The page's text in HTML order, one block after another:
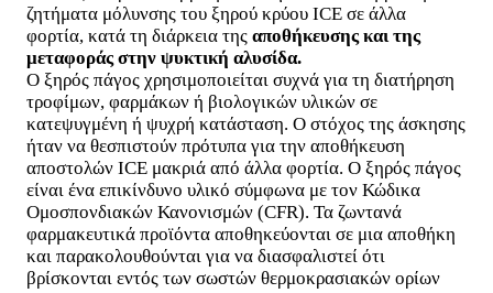
ζητήματα μόλυνσης του ξηρού κρύου ICE σε άλλα
φορτία, κατά τη διάρκεια της αποθήκευσης και της
μεταφοράς στην ψυκτική αλυσίδα.
Ο ξηρός πάγος χρησιμοποιείται συχνά για τη διατήρηση
τροφίμων, φαρμάκων ή βιολογικών υλικών σε
κατεψυγμένη ή ψυχρή κατάσταση. Ο στόχος της άσκησης
ήταν να θεσπιστούν πρότυπα για την αποθήκευση
αποστολών ICE μακριά από άλλα φορτία. Ο ξηρός πάγος
είναι ένα επικίνδυνο υλικό σύμφωνα με τον Κώδικα
Ομοσπονδιακών Κανονισμών (CFR). Τα ζωντανά
φαρμακευτικά προϊόντα αποθηκεύονται σε μια αποθήκη
και παρακολουθούνται για να διασφαλιστεί ότι
βρίσκονται εντός των σωστών θερμοκρασιακών ορίων